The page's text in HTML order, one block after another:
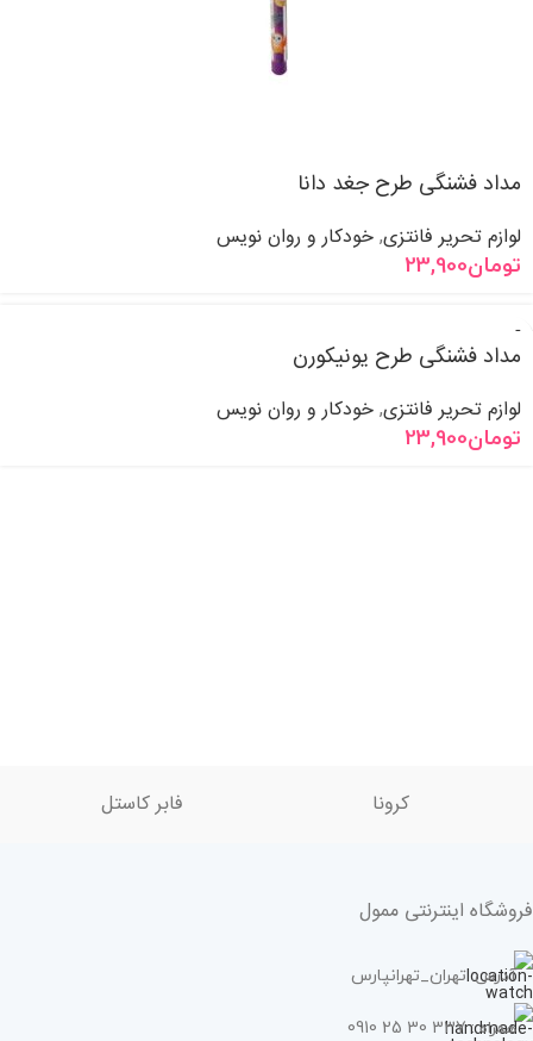
مداد فشنگی طرح جغد دانا
لوازم تحریر فانتزی, خودکار و روان نویس
تومان23,900
مداد فشنگی طرح یونیکورن
لوازم تحریر فانتزی, خودکار و روان نویس
تومان23,900
کرونا فابر کاستل
فروشگاه اینترنتی ممول
آدرس: تهران_تهرانپارس
همراه : 337 30 25 0910